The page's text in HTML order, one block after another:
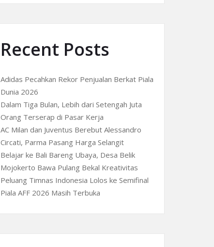
Recent Posts
Adidas Pecahkan Rekor Penjualan Berkat Piala
Dunia 2026
Dalam Tiga Bulan, Lebih dari Setengah Juta
Orang Terserap di Pasar Kerja
AC Milan dan Juventus Berebut Alessandro
Circati, Parma Pasang Harga Selangit
Belajar ke Bali Bareng Ubaya, Desa Belik
Mojokerto Bawa Pulang Bekal Kreativitas
Peluang Timnas Indonesia Lolos ke Semifinal
Piala AFF 2026 Masih Terbuka